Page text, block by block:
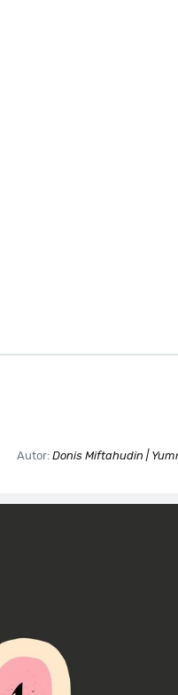
Autor: Donis Miftahudin |